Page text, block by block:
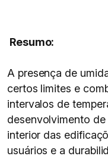
Resumo:
A presença de
certos limites e
intervalos de
desenvolvimento
interior das
usuários e a